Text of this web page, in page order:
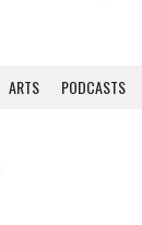
ARTS PODCASTS